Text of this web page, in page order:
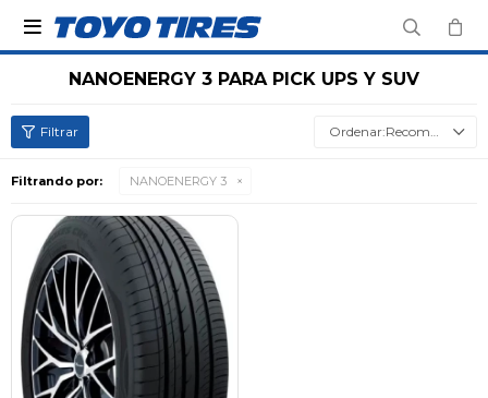

NANOENERGY 3 PARA PICK UPS Y SUV
Recomendados
Filtrando por: NANOENERGY 3